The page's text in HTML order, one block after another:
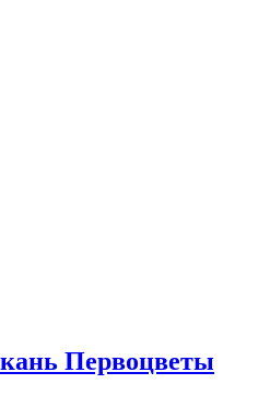
Первоцветы